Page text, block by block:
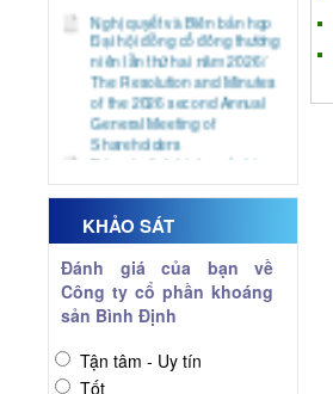
Nghị quyết và Biên bản họp
Đại hội đồng cổ đông thường
niên lần thứ hai năm 2026/
The Resolution and Minutes
of the 2026 second Annual
General Meeting of
Shareholders
Báo cáo tình hình quản trị
2026/ Report on Corporate
Governance the first half of
2026
Báo cáo tài chính quý 2 năm
2026
Financial Statements for the
2nd Quarter of 2026
kinh doanh Quý 2 năm 2026/
The explanatory document
KHẢO SÁT
Đánh giá của bạn về
Công ty cổ phần khoáng
sản Bình Định
Tận tâm - Uy tín
Tốt